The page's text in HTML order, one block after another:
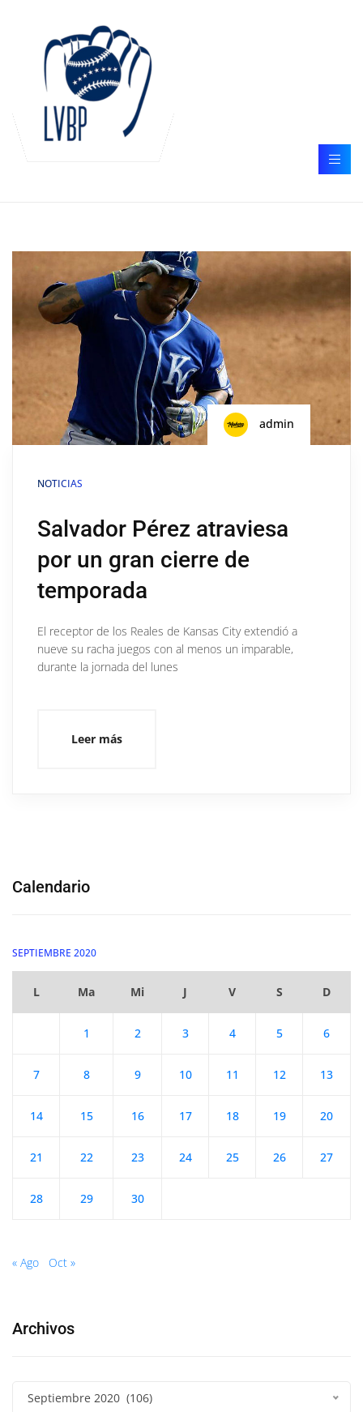
admin
NOTICIAS
Salvador Pérez atraviesa
por un gran cierre de
temporada
El receptor de los Reales de Kansas City extendió a
nueve su racha juegos con al menos un imparable,
durante la jornada del lunes
Leer más
Calendario
SEPTIEMBRE 2020
L Ma Mi J V S D
1 2 3 4 5 6
7 8 9 10 11 12 13
14 15 16 17 18 19 20
21 22 23 24 25 26 27
28 29 30
« Ago Oct »
Archivos
Septiembre 2020 (106)